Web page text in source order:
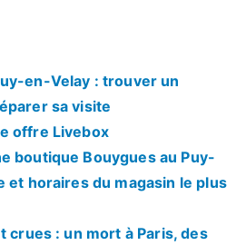
en-Velay : trouver un
sa visite
offre Livebox
boutique Bouygues au Puy-
et horaires du magasin le plus
crues : un mort à Paris, des